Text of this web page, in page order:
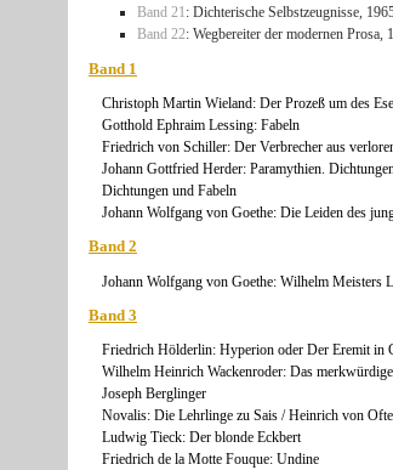
Band 21 : Dichterische Selbstzeugnisse,
Band 22: Wegbereiter der modernen Prosa,
Band 1
Christoph Martin Wieland: Der Prozeß um des
Gotthold Ephraim Lessing: Fabeln
Friedrich von Schiller: Der Verbrecher aus
Johann Gottfried Herder: Paramythien.
Dichtungen und Fabeln
Johann Wolfgang von Goethe: Die Leiden des
Band 2
Johann Wolfgang von Goethe: Wilhelm Meisters
Band 3
Friedrich Hölderlin: Hyperion oder Der Eremit in
Wilhelm Heinrich Wackenroder: Das
Joseph Berglinger
Novalis: Die Lehrlinge zu Sais / Heinrich von
Ludwig Tieck: Der blonde Eckbert
Friedrich de la Motte Fouque: Undine